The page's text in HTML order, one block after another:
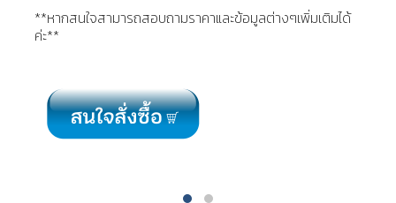
**หากสนใจสามารถสอบถามราคาและข้อมูลต่างๆเพิ่มเติมได้
ค่ะ**